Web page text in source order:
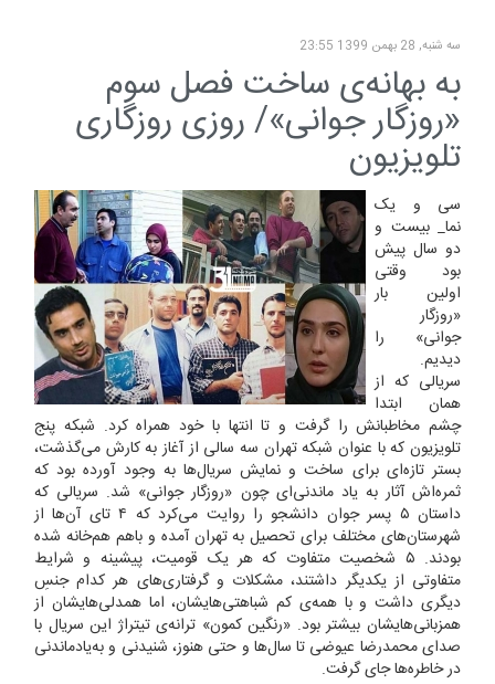
سه شنبه, 28 بهمن 1399 23:55
به بهانه‌ی ساخت فصل سوم
«روزگار جوانی»/ روزی روزگاری
تلویزیون
سی و یک
نما_ بیست و
دو سال پیش
بود وقتی
اولین بار
«روزگار
جوانی» را
دیدیم.
سریالی که از
همان ابتدا
چشم مخاطبانش را گرفت و تا انتها با خود همراه کرد. شبکه پنج
تلویزیون که با عنوان شبکه تهران سه سالی از آغاز به کارش می‌گذشت،
بستر تازه‌ای برای ساخت و نمایش سریال‌‌ها به وجود آورده بود که
ثمره‌اش آثار به یاد ماندنی‌ای چون «روزگار جوانی» شد. سریالی که
داستان ۵ پسر جوان دانشجو را روایت می‌کرد که ۴ تای آن‌ها از
شهرستان‌های مختلف برای تحصیل به تهران آمده و باهم هم‌خانه شده
بودند. ۵ شخصیت متفاوت ‌که هر یک قومیت، پیشینه و شرایط
متفاوتی از یکدیگر داشتند، مشکلات و گرفتاری‌های هر کدام جنسِ
دیگری داشت و با همه‌ی کم شباهتی‌هایشان، اما همدلی‌هایشان از
همزبانی‌هایشان بیشتر بود. «رنگین کمون» ترانه‌ی تیتراژ این سریال با
صدای محمدرضا عیوضی تا سال‌ها و حتی هنوز، شنیدنی و به‌یادماندنی
در خاطره‌ها جای گرفت.